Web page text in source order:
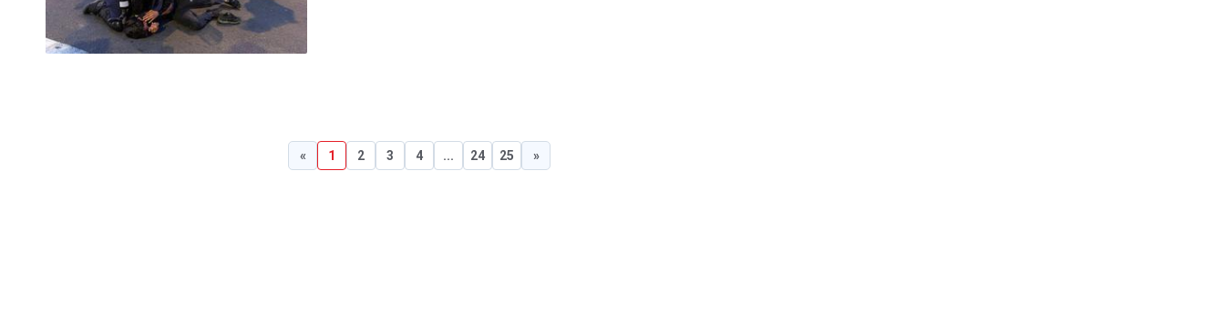
« 1 2 3 4 ... 24 25 »